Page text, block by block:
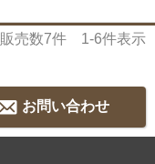
売数7件 1-6件表示
お問い合わせ